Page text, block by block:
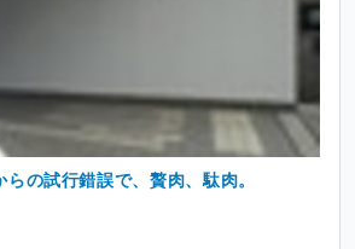
の試行錯誤で、贅肉、駄肉。